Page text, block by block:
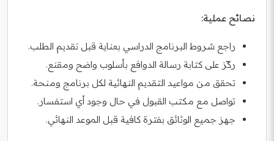
نصائح عملية:
راجع شروط البرنامج الدراسي بعناية قبل تقديم الطلب.
ركّز على كتابة رسالة الدوافع بأسلوب واضح ومقنع.
تحقق من مواعيد التقديم النهائية لكل برنامج ومنحة.
تواصل مع مكتب القبول في حال وجود أي استفسار.
جهز جميع الوثائق بفترة كافية قبل الموعد النهائي.